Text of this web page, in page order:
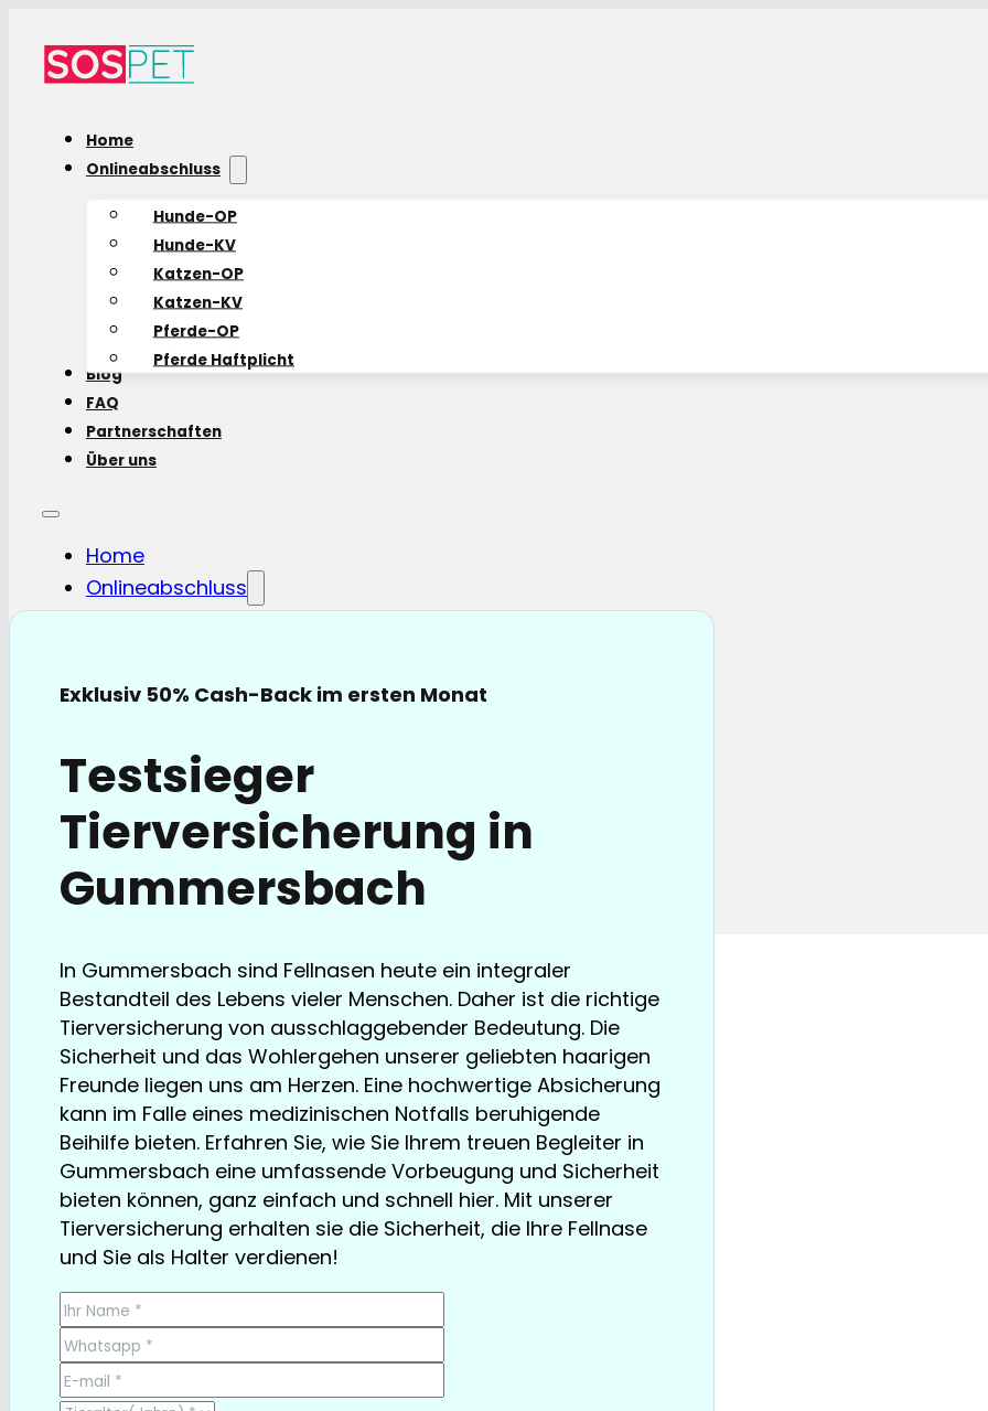
Home
Onlineabschluss
Hunde-OP
Hunde-KV
Katzen-OP
Katzen-KV
Pferde-OP
Pferde Haftplicht
Blog
FAQ
Partnerschaften
Über uns
Home
Onlineabschluss
Hunde-OP
Katzen-KV
Pferde Haftplicht
Blog
FAQ
Partnerschaften
Über uns
Exklusiv 50% Cash-Back im ersten Monat
Testsieger
Tierversicherung in
Gummersbach
In Gummersbach sind Fellnasen heute ein integraler
Bestandteil des Lebens vieler Menschen. Daher ist die richtige
Tierversicherung von ausschlaggebender Bedeutung. Die
Sicherheit und das Wohlergehen unserer geliebten haarigen
Freunde liegen uns am Herzen. Eine hochwertige Absicherung
kann im Falle eines medizinischen Notfalls beruhigende
Beihilfe bieten. Erfahren Sie, wie Sie Ihrem treuen Begleiter in
Gummersbach eine umfassende Vorbeugung und Sicherheit
bieten können, ganz einfach und schnell hier. Mit unserer
Tierversicherung erhalten sie die Sicherheit, die Ihre Fellnase
und Sie als Halter verdienen!